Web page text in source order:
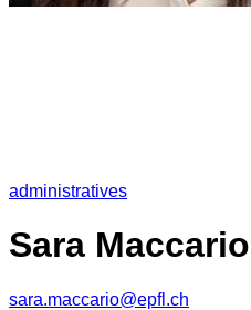
administratives
Sara Maccario
sara.maccario@epfl.ch